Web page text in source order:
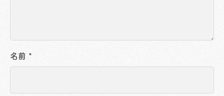
名前 *